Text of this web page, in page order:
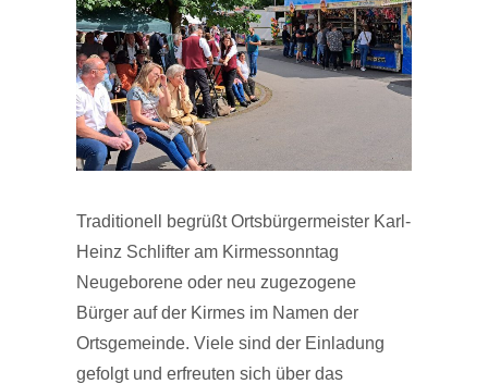
Traditionell begrüßt Ortsbürgermeister Karl-
Heinz Schlifter am Kirmessonntag
Neugeborene oder neu zugezogene
Bürger auf der Kirmes im Namen der
Ortsgemeinde. Viele sind der Einladung
gefolgt und erfreuten sich über das